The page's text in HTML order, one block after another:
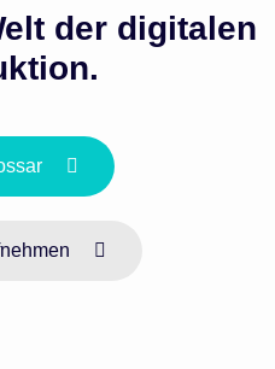
der digitalen